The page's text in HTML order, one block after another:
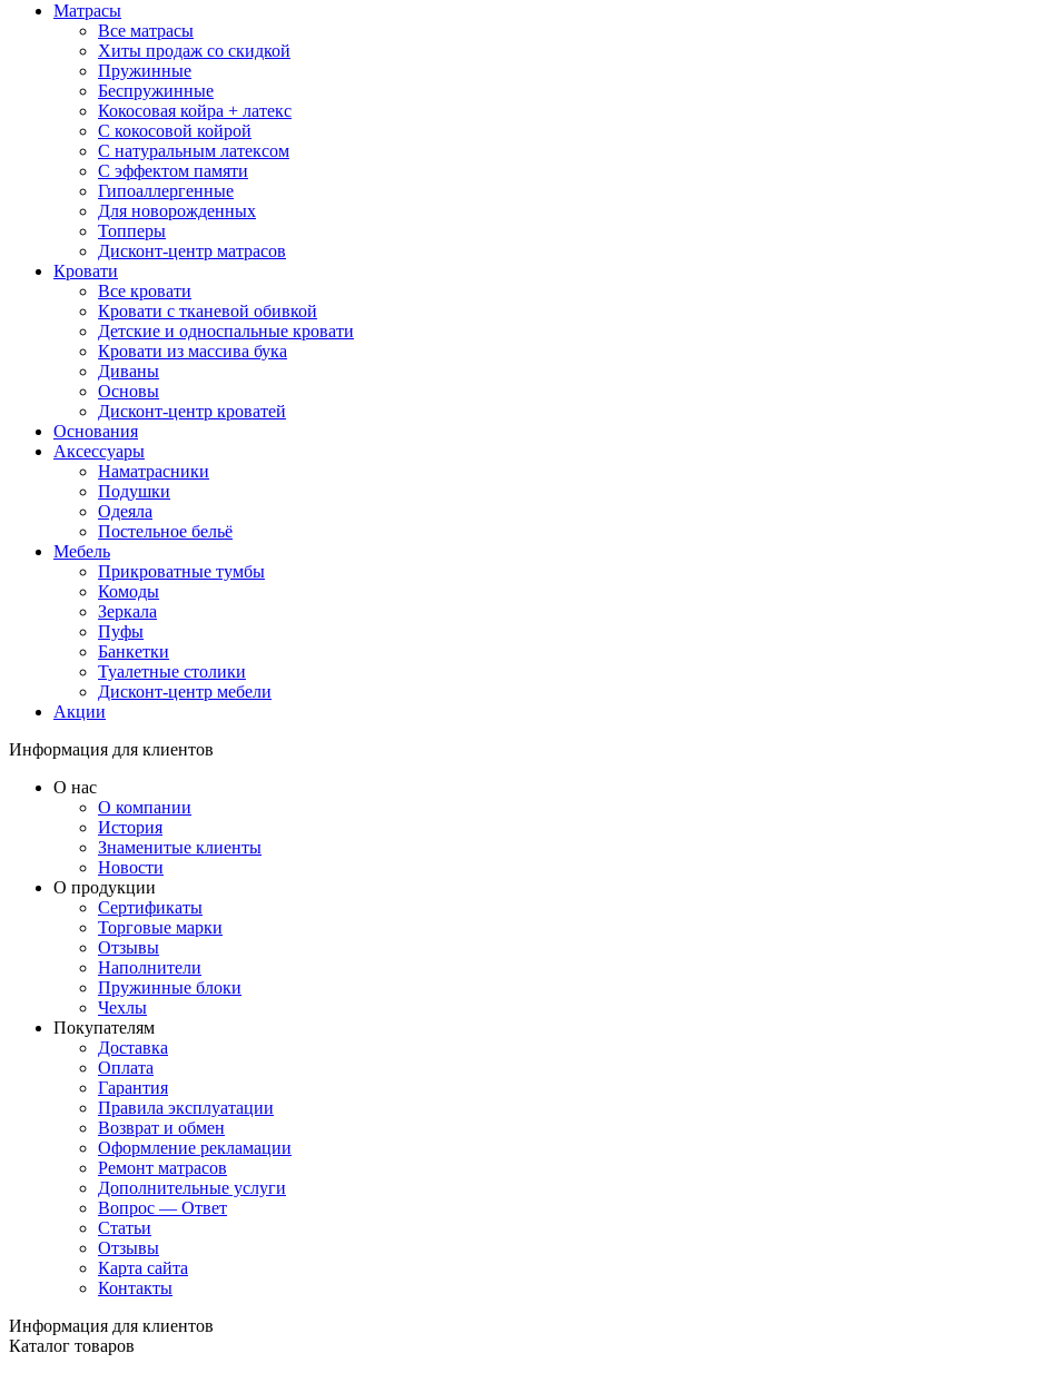
Матрасы
Все матрасы
Хиты продаж со скидкой
Пружинные
Беспружинные
Кокосовая койра + латекс
С кокосовой койрой
С натуральным латексом
С эффектом памяти
Гипоаллергенные
Для новорожденных
Топперы
Дисконт-центр матрасов
Кровати
Все кровати
Кровати с тканевой обивкой
Детские и односпальные кровати
Кровати из массива бука
Диваны
Основы
Дисконт-центр кроватей
Основания
Аксессуары
Наматрасники
Подушки
Одеяла
Постельное бельё
Мебель
Прикроватные тумбы
Комоды
Зеркала
Пуфы
Банкетки
Туалетные столики
Дисконт-центр мебели
Акции
Информация для клиентов
О нас
О компании
История
Знаменитые клиенты
Новости
О продукции
Сертификаты
Торговые марки
Отзывы
Наполнители
Пружинные блоки
Чехлы
Покупателям
Доставка
Оплата
Гарантия
Правила эксплуатации
Возврат и обмен
Оформление рекламации
Ремонт матрасов
Дополнительные услуги
Вопрос — Ответ
Статьи
Отзывы
Карта сайта
Контакты
Информация для клиентов
Каталог товаров